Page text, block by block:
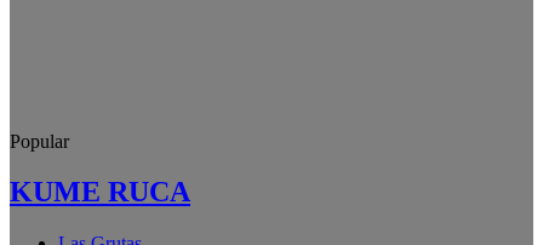
Popular
KUME RUCA